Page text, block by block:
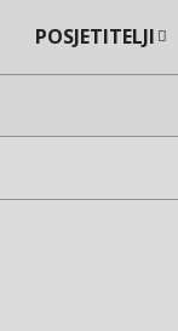
POSJETITELJI